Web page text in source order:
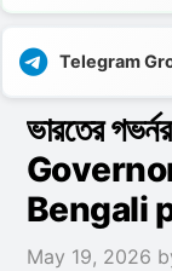
Telegram
ভারতের
Bengali
May 19, 2026